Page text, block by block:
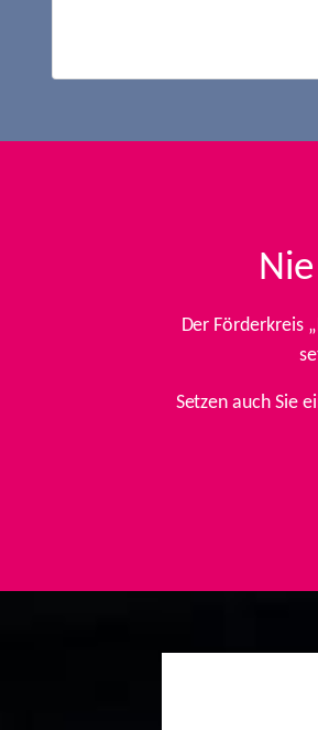
Der Förderkreis
Setzen auch Sie